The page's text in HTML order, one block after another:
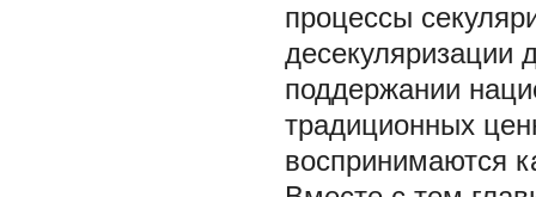
процессы
десекуляризации
поддержании
традиционных
воспринимаются